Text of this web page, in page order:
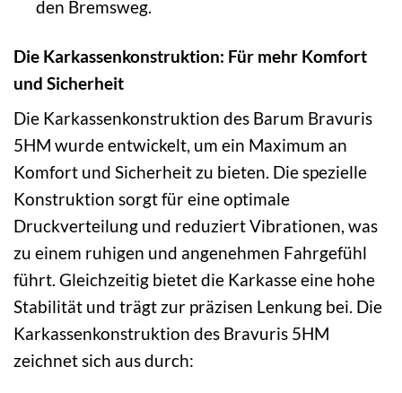
den Bremsweg.
Die Karkassenkonstruktion: Für mehr Komfort
und Sicherheit
Die Karkassenkonstruktion des Barum Bravuris
5HM wurde entwickelt, um ein Maximum an
Komfort und Sicherheit zu bieten. Die spezielle
Konstruktion sorgt für eine optimale
Druckverteilung und reduziert Vibrationen, was
zu einem ruhigen und angenehmen Fahrgefühl
führt. Gleichzeitig bietet die Karkasse eine hohe
Stabilität und trägt zur präzisen Lenkung bei. Die
Karkassenkonstruktion des Bravuris 5HM
zeichnet sich aus durch: